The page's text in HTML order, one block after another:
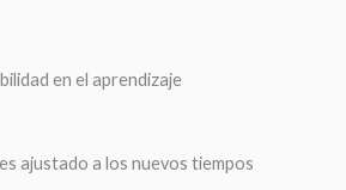
en el aprendizaje
ajustado a los nuevos tiempos